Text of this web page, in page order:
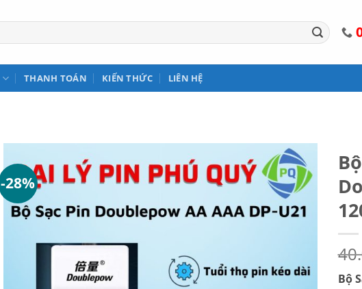
THANH TOÁN KIẾN THỨC LIÊN HỆ
-28%
Bộ